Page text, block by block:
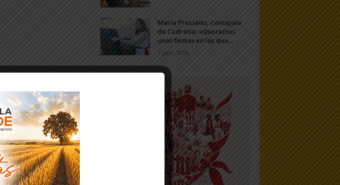
87), Míchel
77).
María Preciado, concejala
de Cadreita: «Queremos
unas fiestas en las que...
7 julio, 2026